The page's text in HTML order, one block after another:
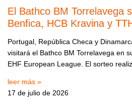
El Bathco BM Torrelavega
Benfica, HCB Kravina y
Portugal, República Checa y
visitará el Bathco BM Torrelavega en
EHF European League. El sorteo
leer más »
17 de julio de 2026